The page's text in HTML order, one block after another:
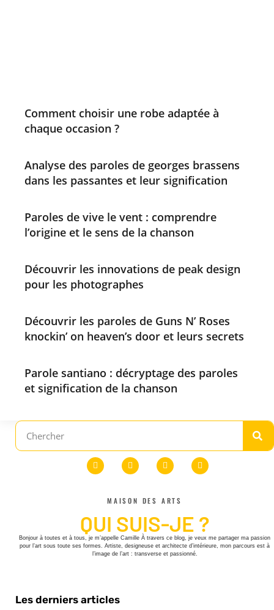
Comment choisir une robe adaptée à
chaque occasion ?
Analyse des paroles de georges brassens
dans les passantes et leur signification
Paroles de vive le vent : comprendre
l’origine et le sens de la chanson
Découvrir les innovations de peak design
pour les photographes
Découvrir les paroles de Guns N’ Roses
knockin’ on heaven’s door et leurs secrets
Parole santiano : décryptage des paroles
et signification de la chanson
MAISON DES ARTS
QUI SUIS-JE ?
Bonjour à toutes et à tous, je m’appelle Camille À travers ce blog, je veux me partager ma passion
pour l’art sous toute ses formes. Artiste, designeuse et architecte d’intérieure, mon parcours est à
l’image de l’art : transverse et passionné.
Les derniers articles